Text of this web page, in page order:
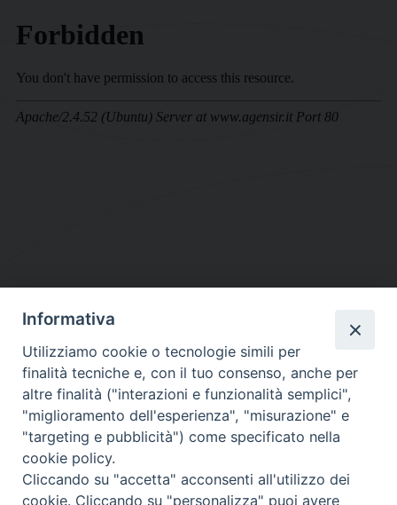
DIOCESI SUBURBICARIA DI ALBANO
Contatti:Tel.: 06.93268401 - Fax.: 06.9323844
E-mail:curia@diocesidialbano.it
Orari: dal Lunedì al Venerdì Ore: 9:00 - 13:00
Lunedì, Mercoledì e Venerdì, Ore 9:30 - 12:30
Informativa
Utilizziamo cookie o tecnologie simili per
finalità tecniche e, con il tuo consenso, anche per
altre finalità ("interazioni e funzionalità semplici",
"miglioramento dell'esperienza", "misurazione" e
"targeting e pubblicità") come specificato nella
cookie policy.
Cliccando su "accetta" acconsenti all'utilizzo dei
cookie. Cliccando su "personalizza" puoi avere